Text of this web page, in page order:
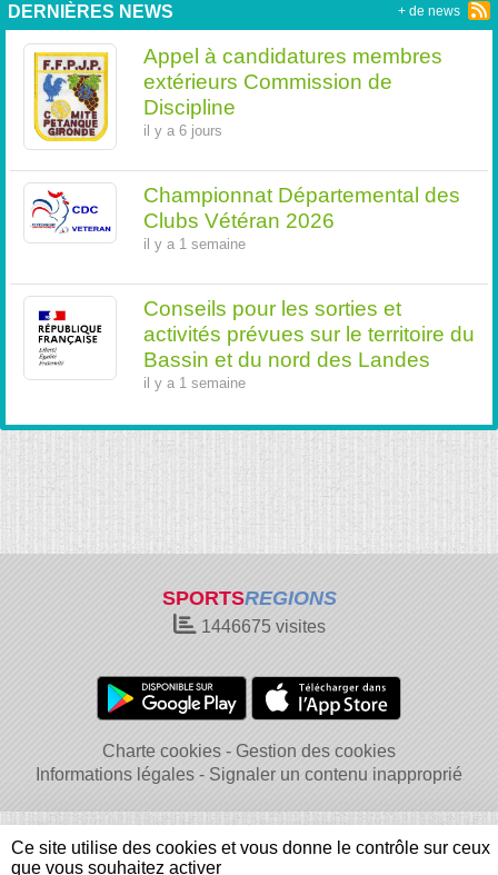
DERNIÈRES NEWS
Appel à candidatures membres
extérieurs Commission de
Discipline
il y a 6 jours
Championnat Départemental des
Clubs Vétéran 2026
il y a 1 semaine
Conseils pour les sorties et
activités prévues sur le territoire du
Bassin et du nord des Landes
il y a 1 semaine
+ de news
SPORTSREGIONS
1446675 visites
Charte cookies
Gestion des cookies
Informations légales
Signaler un contenu inapproprié
Ce site utilise des cookies et vous donne le contrôle sur ceux
que vous souhaitez activer